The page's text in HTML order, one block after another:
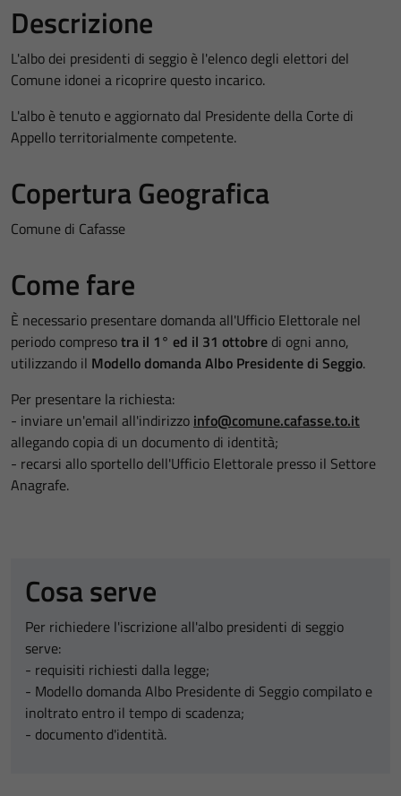
Descrizione
L'albo dei presidenti di seggio è l'elenco degli elettori del
Comune idonei a ricoprire questo incarico.
L'albo è tenuto e aggiornato dal Presidente della Corte di
Appello territorialmente competente.
Copertura Geografica
Comune di Cafasse
Come fare
È necessario presentare domanda all'Ufficio Elettorale nel
periodo compresotra il 1° ed il 31 ottobre di ogni anno,
utilizzando il Modello domanda Albo Presidente di Seggio.
Per presentare la richiesta:
- inviare un'email all'indirizzo info@comune.cafasse.to.it
allegando copia di un documento di identità;
- recarsi allo sportello dell'Ufficio Elettorale presso il Settore
Anagrafe.
Cosa serve
Per richiedere l'iscrizione all'albo presidenti di seggio
serve:
- requisiti richiesti dalla legge;
- Modello domanda Albo Presidente di Seggio compilato e
inoltrato entro il tempo di scadenza;
- documento d'identità.